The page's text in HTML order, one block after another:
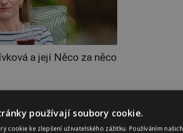
a její Něco za něco
používají soubory cookie.
cookie ke zlepšení uživatelského zážitku. Používáním našich